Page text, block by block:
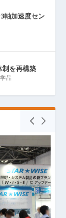
軸加速度セン
制を再構築
品